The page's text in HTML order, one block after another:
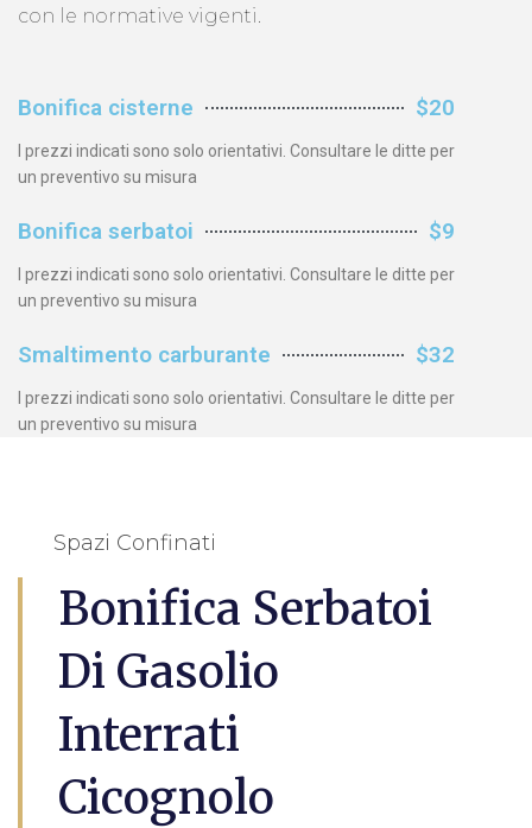
con le normative vigenti.
Bonifica cisterne $20
I prezzi indicati sono solo orientativi. Consultare le ditte per
un preventivo su misura
Bonifica serbatoi $9
I prezzi indicati sono solo orientativi. Consultare le ditte per
un preventivo su misura
Smaltimento carburante $32
I prezzi indicati sono solo orientativi. Consultare le ditte per
un preventivo su misura
Spazi Confinati
Bonifica Serbatoi
Di Gasolio
Interrati
Cicognolo